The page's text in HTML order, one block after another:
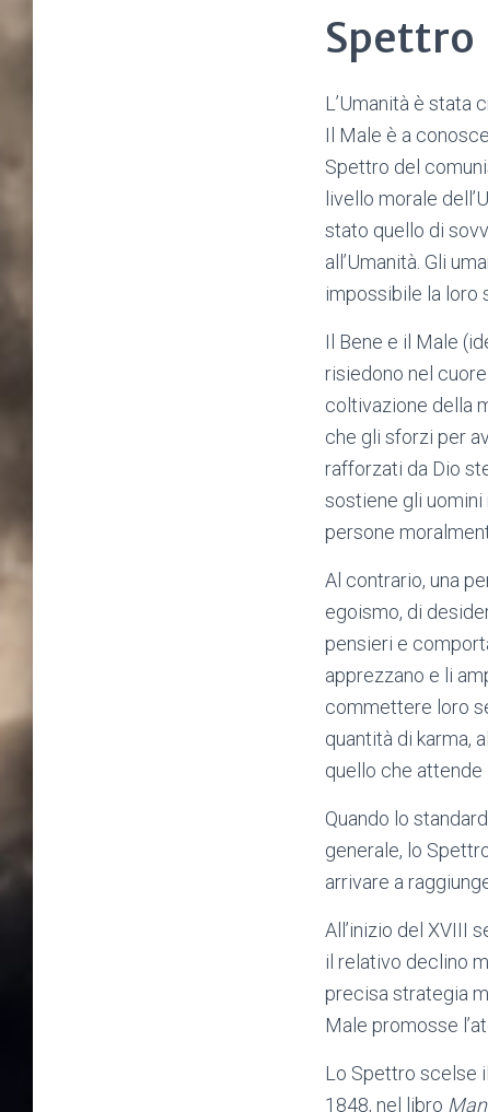
Spettro
L’Umanità è stata
Il Male è a
Spettro del
livello morale
stato quello di
all’Umanità. Gli
impossibile la loro
Il Bene e il Male
risiedono nel
coltivazione della
che gli sforzi per
rafforzati da Dio
sostiene gli uomini
persone
Al contrario, una
egoismo, di
pensieri e
apprezzano e li
commettere loro
quantità di karma,
quello che attende
Quando lo
generale, lo
arrivare a
All’inizio del XVIII
il relativo declino
precisa strategia
Male promosse
Lo Spettro scelse
1848, nel libro